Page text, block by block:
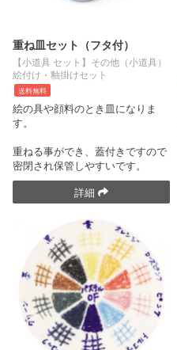
重ね皿セット（フタ付）
【小道具 セット】その他（小道具）
絵付け・釉掛けセット
送料無料
絵の具や顔料のとき皿になりま
す。
重ねる事ができ、蓋付きですので
密閉され保管しやすいです。
詳細